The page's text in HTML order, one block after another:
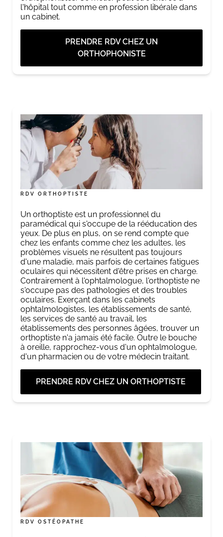
l'hôpital tout comme en profession libérale dans
un cabinet.
PRENDRE RDV CHEZ UN
ORTHOPHONISTE
RDV ORTHOPTISTE
Un orthoptiste est un professionnel du
paramédical qui s'occupe de la rééducation des
yeux. De plus en plus, on se rend compte que
chez les enfants comme chez les adultes, les
problèmes visuels ne résultent pas toujours
d'une maladie, mais parfois de certaines fatigues
oculaires qui nécessitent d'être prises en charge.
Contrairement à l'ophtalmologue, l'orthoptiste ne
s'occupe pas des pathologies et des troubles
oculaires. Exerçant dans les cabinets
ophtalmologistes, les établissements de santé,
les services de santé au travail, les
établissements des personnes âgées, trouver un
orthoptiste n'a jamais été facile. Outre le bouche
à oreille, rapprochez-vous d'un ophtalmologue,
d'un pharmacien ou de votre médecin traitant.
PRENDRE RDV CHEZ UN ORTHOPTISTE
RDV OSTÉOPATHE